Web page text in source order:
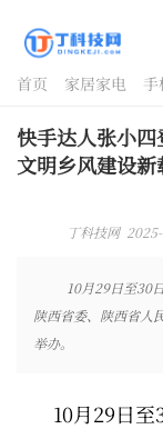
首页 家居家电
酷品评测
快手达人张小
文明乡风建设新
丁科技网
10月29日至30
陕西省委、陕西省人
举办。
10月29日至